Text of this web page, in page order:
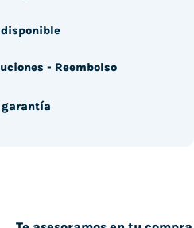
- Reembolso
garantía